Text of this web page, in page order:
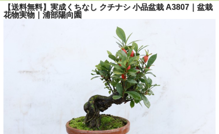
【送料無料】実成くちなし クチナシ 小品盆栽 A3807｜盆栽
花物実物｜浦部陽向園